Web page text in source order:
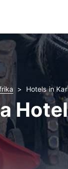
Hotels in